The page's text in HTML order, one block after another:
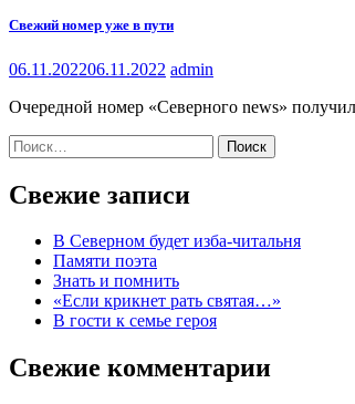
Свежий номер уже в пути
06.11.202206.11.2022 admin
Очередной номер «Северного news»
Найти:
Свежие записи
В Северном будет изба-читальня
Памяти поэта
Знать и помнить
«Если крикнет рать святая…»
В гости к семье героя
Свежие комментарии